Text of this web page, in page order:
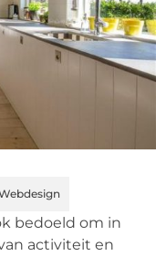
bedoeld om in
activiteit en